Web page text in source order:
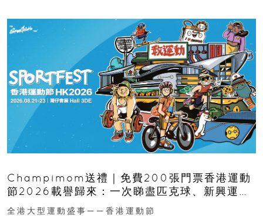
Champimom送禮｜免費200張門票香港運動
節2026載譽歸來：一次睇盡匹克球、新興運
動、街舞比賽＋逾百運動品牌展覽
全港大型運動盛事——香港運動節